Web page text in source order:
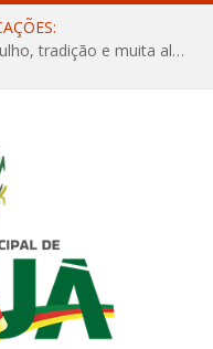
Afuá comemora 136 anos com orgulho, tradição e muita alegria na Quadra Dr. Nelson Salomão